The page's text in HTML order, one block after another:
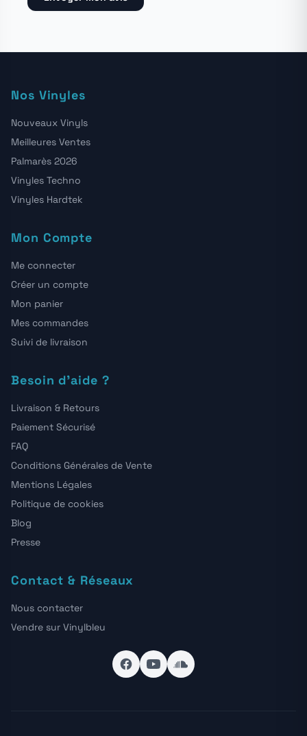
Nos Vinyles
Nouveaux Vinyls
Meilleures Ventes
Palmarès 2026
Vinyles Techno
Vinyles Hardtek
Mon Compte
Me connecter
Créer un compte
Mon panier
Mes commandes
Suivi de livraison
Besoin d'aide ?
Livraison & Retours
Paiement Sécurisé
FAQ
Conditions Générales de Vente
Mentions Légales
Politique de cookies
Blog
Presse
Contact & Réseaux
Nous contacter
Vendre sur Vinylbleu